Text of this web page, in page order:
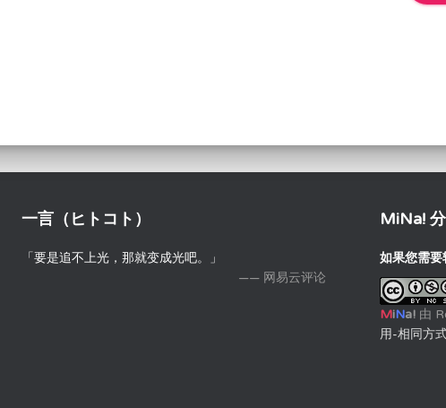
一言（ヒトコト）
「要是追不上光，那就变成光吧。」
—— 网易云评论
MiNa!
如果您需要
MiNa! 由
用-相同方